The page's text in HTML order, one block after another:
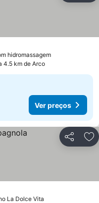
hidromassagem
4.5 km de Arco
Ver preços
Partilhar
La Dolce Vita